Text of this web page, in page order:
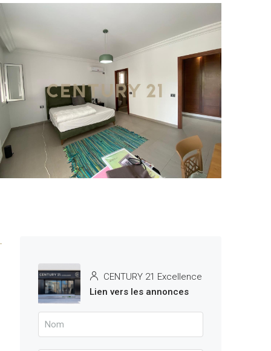
2 More
CENTURY 21 Excellence
Lien vers les annonces